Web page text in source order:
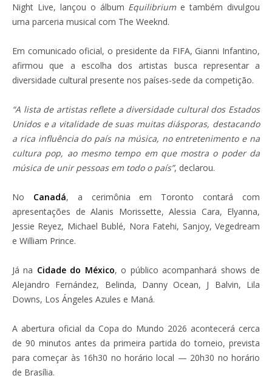
Night Live, lançou o álbum Equilibrium e também divulgou
uma parceria musical com The Weeknd.
Em comunicado oficial, o presidente da FIFA, Gianni Infantino,
afirmou que a escolha dos artistas busca representar a
diversidade cultural presente nos países-sede da competição.
“A lista de artistas reflete a diversidade cultural dos Estados
Unidos e a vitalidade de suas muitas diásporas, destacando
a rica influência do país na música, no entretenimento e na
cultura pop, ao mesmo tempo em que mostra o poder da
música de unir pessoas em todo o país”, declarou.
No Canadá, a cerimônia em Toronto contará com
apresentações de Alanis Morissette, Alessia Cara, Elyanna,
Jessie Reyez, Michael Bublé, Nora Fatehi, Sanjoy, Vegedream
e William Prince.
Já na Cidade do México, o público acompanhará shows de
Alejandro Fernández, Belinda, Danny Ocean, J Balvin, Lila
Downs, Los Ángeles Azules e Maná.
A abertura oficial da Copa do Mundo 2026 acontecerá cerca
de 90 minutos antes da primeira partida do torneio, prevista
para começar às 16h30 no horário local — 20h30 no horário
de Brasília.